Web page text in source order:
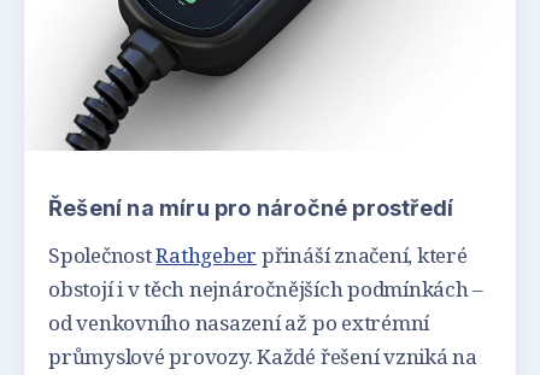
Řešení na míru pro náročné prostředí
SpolečnostRathgeber přináší značení, které
obstojí i v těch nejnáročnějších podmínkách –
od venkovního nasazení až po extrémní
průmyslové provozy. Každé řešení vzniká na